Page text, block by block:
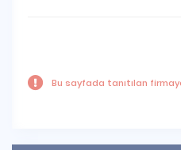
Bu sayfada tanıtılan